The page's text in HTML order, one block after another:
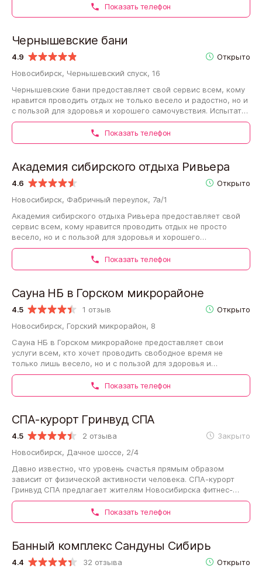
Показать телефон
4.9 Открыто
Чернышевские бани
Новосибирск, Чернышевский спуск, 16
Чернышевские бани предоставляет свой сервис всем, кому
нравится проводить отдых не только весело и радостно, но и
с пользой для здоровья и хорошего самочувствия. Испытать
удовольствие и почувствовать…
Показать телефон
4.6 Открыто
Академия сибирского отдыха Ривьера
Новосибирск, Фабричный переулок, 7а/1
Академия сибирского отдыха Ривьера предоставляет свой
сервис всем, кому нравится проводить отдых не просто
весело, но и с пользой для здоровья и хорошего
самочувствия. Испытать пользу и удовольствие…
Показать телефон
4.5 1 отзыв Открыто
Сауна НБ в Горском микрорайоне
Новосибирск, Горский микрорайон, 8
Сауна НБ в Горском микрорайоне предоставляет свои
услуги всем, кто хочет проводить свободное время не
только лишь весело, но и с пользой для здоровья и
хорошего самочувствия. Фирма предлагает…
Показать телефон
4.5 2 отзыва Закрыто
СПА-курорт Гринвуд СПА
Новосибирск, Дачное шоссе, 2/4
Давно известно, что уровень счастья прямым образом
зависит от физической активности человека. СПА-курорт
Гринвуд СПА предлагает жителям Новосибирска фитнес-
программы, разработанные квалифицированными…
Показать телефон
4.4 32 отзыва Открыто
Банный комплекс Сандуны Сибирь